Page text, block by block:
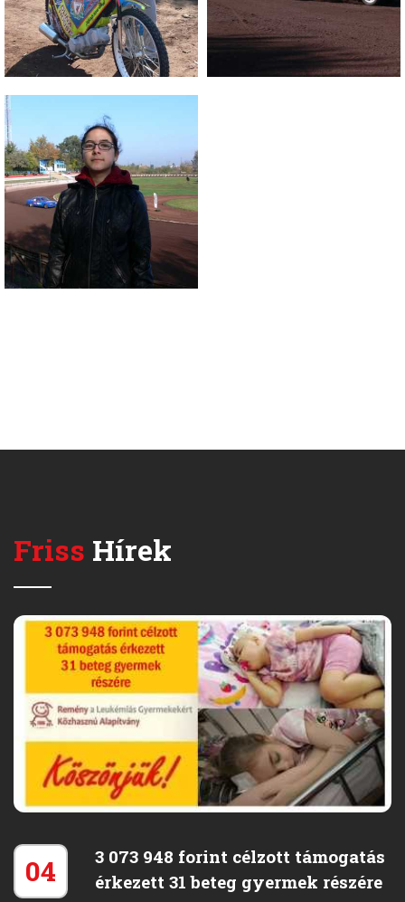
Friss Hírek
04
3 073 948 forint célzott támogatás
érkezett 31 beteg gyermek részére